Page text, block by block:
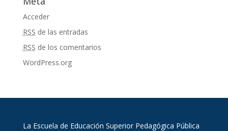
Acceder
RSS de las entradas
RSS de los comentarios
WordPress.org
La Escuela de Educación Superior Pedagógica Pública